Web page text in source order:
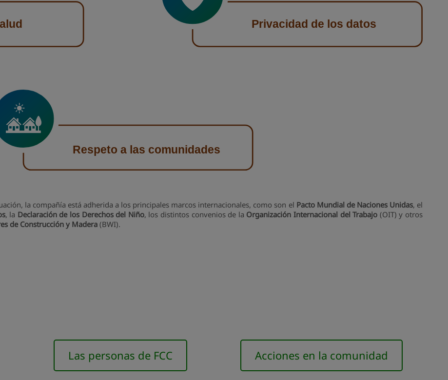
la compañía está adherida a los principales marcos internacionales, como son el Pacto Mundial de Naciones Unidas, el
, la Declaración de los Derechos del Niño, los distintos convenios de la Organización Internacional del Trabajo (OIT) y otros
de Construcción y Madera (BWI).
Las personas de FCC Acciones en la comunidad